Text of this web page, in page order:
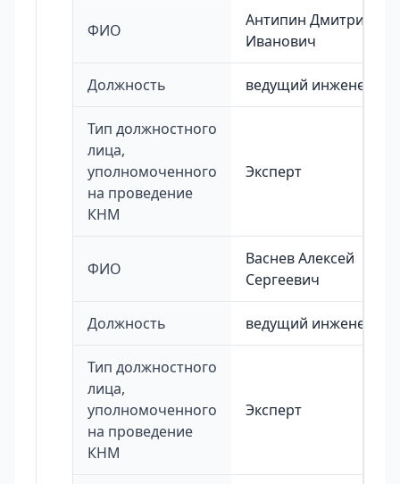
ФИО
Антипин Дмитрий
Иванович
Должность ведущий инженер
Тип должностного
лица,
уполномоченного
на проведение
КНМ
Эксперт
ФИО
Васнев Алексей
Сергеевич
Должность ведущий инженер
Тип должностного
лица,
уполномоченного
на проведение
КНМ
Эксперт